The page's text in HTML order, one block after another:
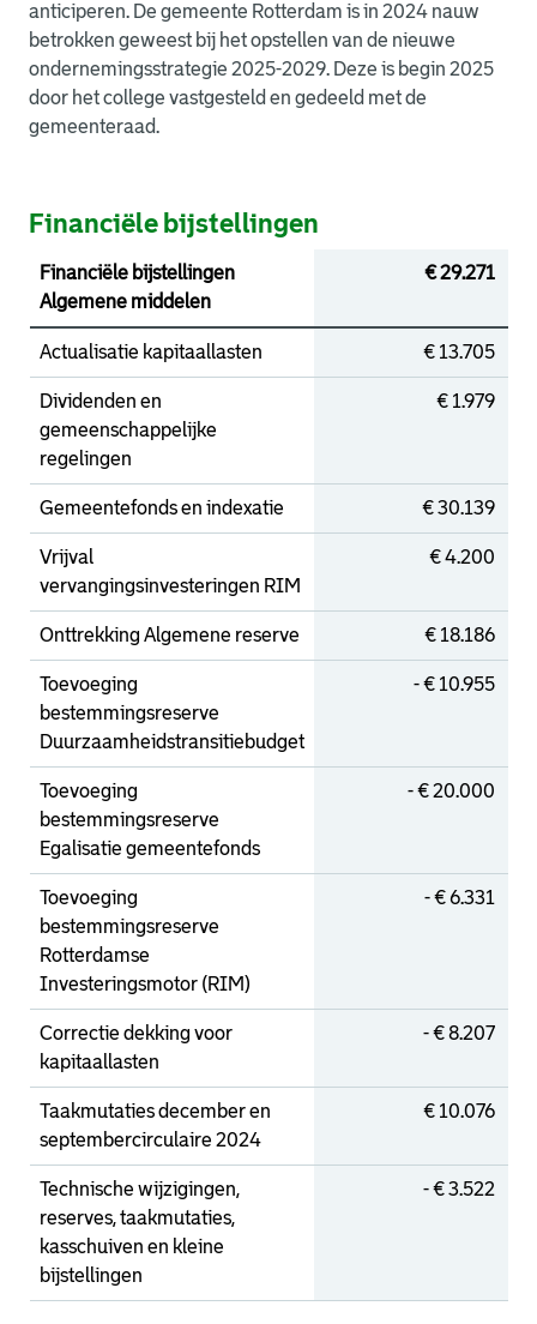
anticiperen. De gemeente Rotterdam is in 2024 nauw
betrokken geweest bij het opstellen van de nieuwe
ondernemingsstrategie 2025-2029. Deze is begin 2025
door het college vastgesteld en gedeeld met de
gemeenteraad.
Financiële bijstellingen
Financiële bijstellingen
Algemene middelen
€ 29.271
Actualisatie kapitaallasten € 13.705
Dividenden en
gemeenschappelijke
regelingen
€ 1.979
Gemeentefonds en indexatie € 30.139
Vrijval
vervangingsinvesteringen RIM
€ 4.200
Onttrekking Algemene reserve € 18.186
Toevoeging
bestemmingsreserve
Duurzaamheidstransitiebudget
- € 10.955
Toevoeging
bestemmingsreserve
Egalisatie gemeentefonds
- € 20.000
Toevoeging
bestemmingsreserve
Rotterdamse
Investeringsmotor (RIM)
- € 6.331
Correctie dekking voor
kapitaallasten
- € 8.207
Taakmutaties december en
septembercirculaire 2024
€ 10.076
Technische wijzigingen,
reserves, taakmutaties,
kasschuiven en kleine
bijstellingen
- € 3.522